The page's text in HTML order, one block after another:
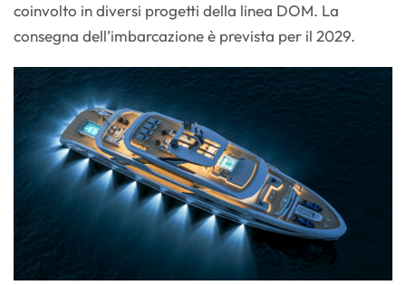
coinvolto in diversi progetti della linea DOM. La
consegna dell’imbarcazione è prevista per il 2029.